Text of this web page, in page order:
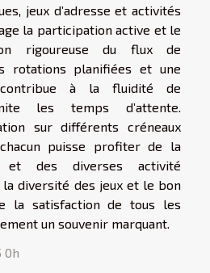
jeux d’adresse et activités
la participation active et le
rigoureuse du flux de
rotations planifiées et une
contribue à la fluidité de
les temps d’attente.
sur différents créneaux
puisse profiter de la
et des diverses activité
diversité des jeux et le bon
la satisfaction de tous les
un souvenir marquant.
0h